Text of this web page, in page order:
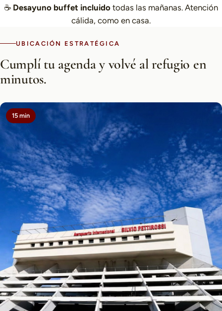
☕ Desayuno buffet incluido todas las mañanas. Atención
cálida, como en casa.
UBICACIÓN ESTRATÉGICA
Cumplí tu agenda y volvé al refugio en
minutos.
15 min